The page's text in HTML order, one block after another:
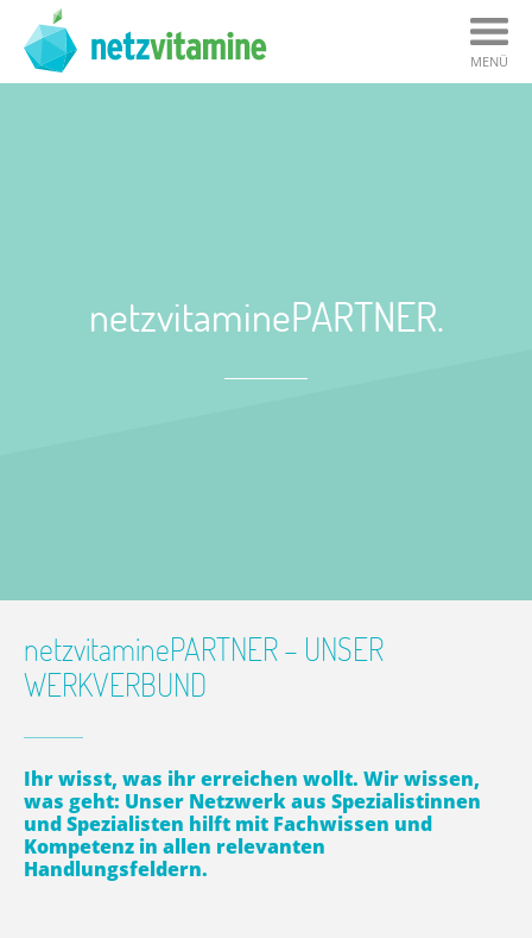
MENÜ
netzvitaminePARTNER.
netzvitaminePARTNER – UNSER
WERKVERBUND
Ihr wisst, was ihr erreichen wollt. Wir wissen,
was geht: Unser Netzwerk aus Spezialistinnen
und Spezialisten hilft mit Fachwissen und
Kompetenz in allen relevanten
Handlungsfeldern.